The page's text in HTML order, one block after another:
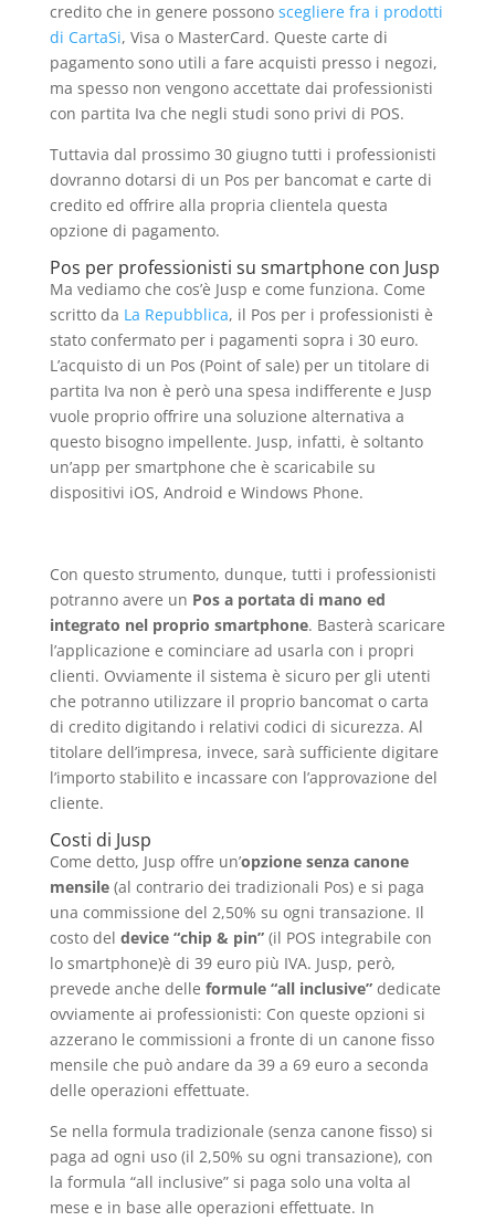
credito che in genere possono scegliere fra i prodotti
di CartaSi, Visa o MasterCard. Queste carte di
pagamento sono utili a fare acquisti presso i negozi,
ma spesso non vengono accettate dai professionisti
con partita Iva che negli studi sono privi di POS.
Tuttavia dal prossimo 30 giugno tutti i professionisti
dovranno dotarsi di un Pos per bancomat e carte di
credito ed offrire alla propria clientela questa
opzione di pagamento.
Pos per professionisti su smartphone con Jusp
Ma vediamo che cos’è Jusp e come funziona. Come
scritto da La Repubblica, il Pos per i professionisti è
stato confermato per i pagamenti sopra i 30 euro.
L’acquisto di un Pos (Point of sale) per un titolare di
partita Iva non è però una spesa indifferente e Jusp
vuole proprio offrire una soluzione alternativa a
questo bisogno impellente. Jusp, infatti, è soltanto
un’app per smartphone che è scaricabile su
dispositivi iOS, Android e Windows Phone.
Con questo strumento, dunque, tutti i professionisti
potranno avere un Pos a portata di mano ed
integrato nel proprio smartphone. Basterà scaricare
l’applicazione e cominciare ad usarla con i propri
clienti. Ovviamente il sistema è sicuro per gli utenti
che potranno utilizzare il proprio bancomat o carta
di credito digitando i relativi codici di sicurezza. Al
titolare dell’impresa, invece, sarà sufficiente digitare
l’importo stabilito e incassare con l’approvazione del
cliente.
Costi di Jusp
Come detto, Jusp offre un’opzione senza canone
mensile(al contrario dei tradizionali Pos) e si paga
una commissione del 2,50% su ogni transazione. Il
costo del device “chip & pin”(il POS integrabile con
lo smartphone)è di 39 euro più IVA. Jusp, però,
prevede anche delle formule “all inclusive”dedicate
ovviamente ai professionisti: Con queste opzioni si
azzerano le commissioni a fronte di un canone fisso
mensile che può andare da 39 a 69 euro a seconda
delle operazioni effettuate.
Se nella formula tradizionale (senza canone fisso) si
paga ad ogni uso (il 2,50% su ogni transazione), con
la formula “all inclusive” si paga solo una volta al
mese e in base alle operazioni effettuate. In